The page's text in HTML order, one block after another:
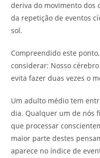
deriva do movimento dos
da repetição de eventos
sol.
Compreendido este
considerar: Nosso
evita fazer duas vezes o
Um adulto médio tem
dia. Qualquer um de nós
que processar
maior parte destes
aparece no índice de